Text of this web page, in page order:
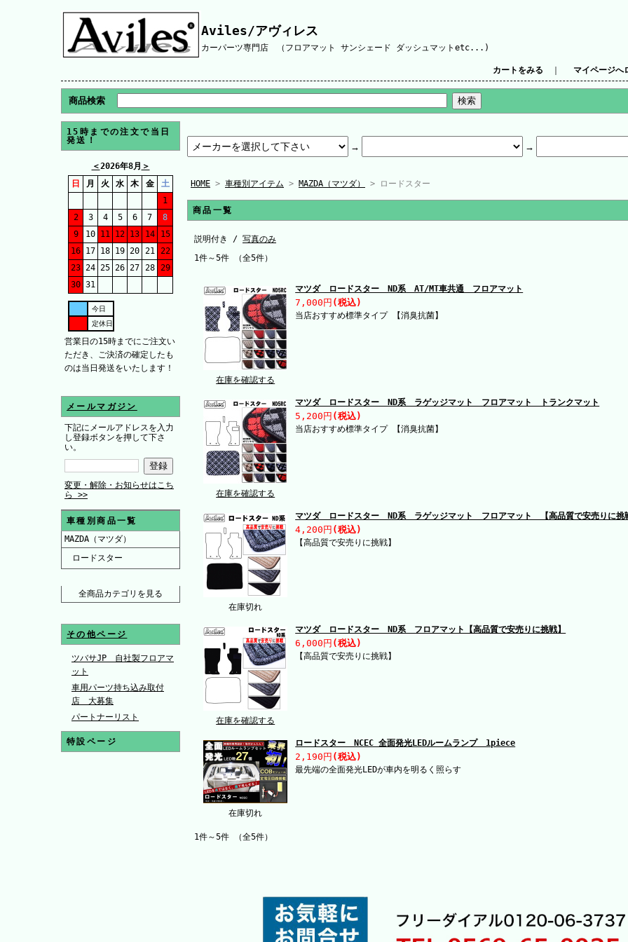
Aviles/アヴィレス
カーパーツ専門店 （フロアマット サンシェード ダッシュマットetc...)
カートをみる マイページへ
商品検索
15時までの注文で当日
発送！
＜2026年8月 ＞
日
月 火 水 木 金
土
1
2
3 4 5 6 7
8
9
10 11 12 13 14
15
16 17 18 19 20 21
22
23 24 25 26 27 28
29
30 31
今日
定休日
営業日の15時までにご注文い
ただき、ご決済の確定したも
のは当日発送をいたします！
メールマガジン
下記にメールアドレスを入力
し登録ボタンを押して下さ
い。
変更・解除・お知らせはこち
ら >>
車種別商品一覧
MAZDA（マツダ）
ロードスター
全商品カテゴリを見る
その他ページ
ツバサJP 自社製フロアマ
ット
車用パーツ持ち込み取付
店 大募集
パートナーリスト
特設ページ
HOME > 車種別アイテム > MAZDA（マツダ） > ロードスター
商品一覧
説明付き / 写真のみ
1件～5件 （全5件）
在庫を確認する
マツダ ロードスター ND系 AT/MT車共通 フロアマット
7,000円 (税込)
当店おすすめ標準タイプ 【消臭抗菌】
在庫を確認する
マツダ ロードスター ND系 ラゲッジマット フロアマット トランクマット
5,200円 (税込)
当店おすすめ標準タイプ 【消臭抗菌】
在庫切れ
マツダ ロードスター ND系 ラゲッジマット フロアマット 【高品質で安売りに挑
4,200円 (税込)
【高品質で安売りに挑戦】
在庫を確認する
マツダ ロードスター ND系 フロアマット【高品質で安売りに挑戦】
6,000円 (税込)
【高品質で安売りに挑戦】
在庫切れ
ロードスター NCEC 全面発光LEDルームランプ 1piece
2,190円 (税込)
最先端の全面発光LEDが車内を明るく照らす
1件～5件 （全5件）